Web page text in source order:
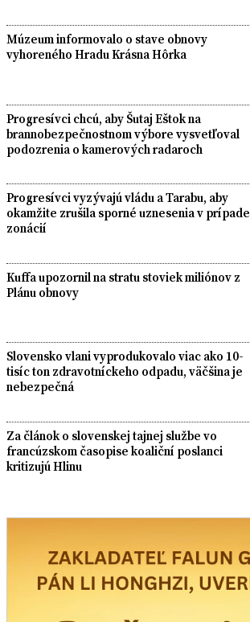
Múzeum informovalo o stave obnovy
vyhoreného Hradu Krásna Hôrka
Progresívci chcú, aby Šutaj Eštok na
brannobezpečnostnom výbore vysvetľoval
podozrenia o kamerových radaroch
Progresívci vyzývajú vládu a Tarabu, aby
okamžite zrušila sporné uznesenia v prípade
zonácií
Kuffa upozornil na stratu stoviek miliónov z
Plánu obnovy
Slovensko vlani vyprodukovalo viac ako 10-
tisíc ton zdravotníckeho odpadu, väčšina je
nebezpečná
Za článok o slovenskej tajnej službe vo
francúzskom časopise koaliční poslanci
kritizujú Hlinu